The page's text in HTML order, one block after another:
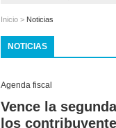
Inicio> Noticias
NOTICIAS
Agenda fiscal
Vence la
los